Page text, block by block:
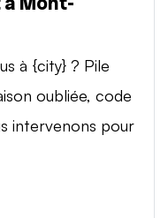
à {city} ? Pile
oubliée, code
intervenons pour